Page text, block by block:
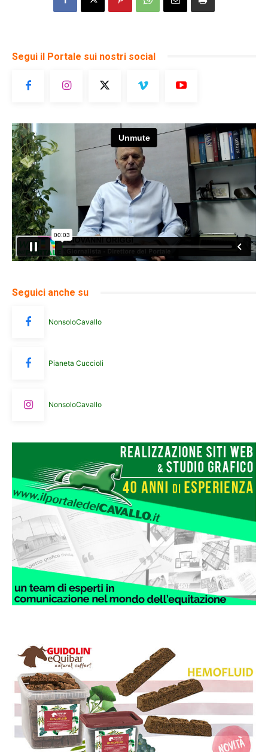
Segui il Portale sui nostri social
Seguici anche su
NonsoloCavallo
Pianeta Cuccioli
NonsoloCavallo